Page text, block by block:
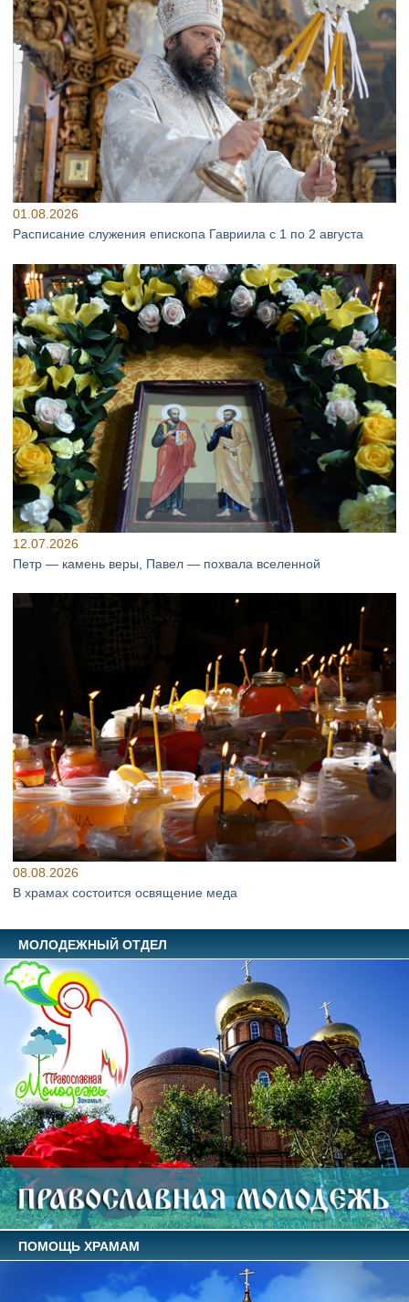
01.08.2026
Расписание служения епископа Гавриила с 1 по 2 августа
12.07.2026
Петр — камень веры, Павел — похвала вселенной
08.08.2026
В храмах состоится освящение меда
МОЛОДЕЖНЫЙ ОТДЕЛ
ПОМОЩЬ ХРАМАМ